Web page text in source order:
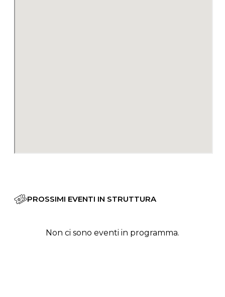
PROSSIMI EVENTI IN STRUTTURA
Non ci sono eventi in programma.